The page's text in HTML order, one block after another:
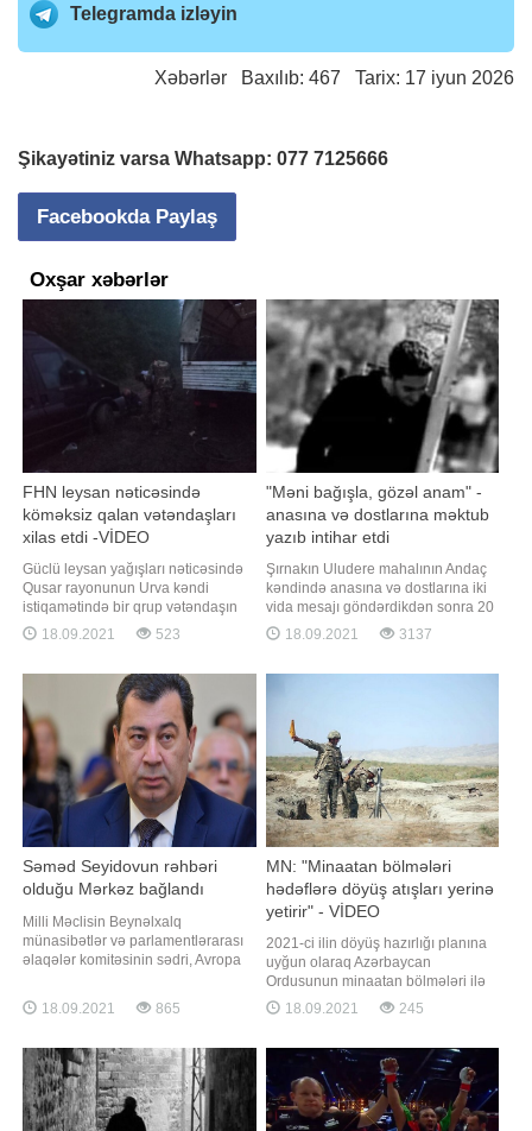
Telegramda izləyin
Xəbərlər Baxılıb: 467 Tarix: 17 iyun 2026
Şikayətiniz varsa Whatsapp: 077 7125666
Facebookda Paylaş
Oxşar xəbərlər
FHN leysan nəticəsində
köməksiz qalan vətəndaşları
xilas etdi -VİDEO
Güclü leysan yağışları nəticəsində
Qusar rayonunun Urva kəndi
istiqamətində bir qrup vətəndaşın
köməksiz vəziyyətdə qalması
barədə Fövqəladə Hallar
xəttinə məlumat daxil olub. -ın
Fövqəladə Hallar Nazirliyinin (FHN)
saytına istinadən verdiyi xəbərinə
görə
18.09.2021 523
"Məni bağışla, gözəl anam" -
anasına və dostlarına məktub
yazıb intihar etdi
Şırnakın Uludere mahalının Andaç
kəndində anasına və dostlarına iki
vida mesajı göndərdikdən sonra 20
yaşlı bir gənc 35 metr yüksəklikdəki
uçurumdan tullanaraq intihar edib.
ayırmadan köçüb getdim"
18.09.2021 3137
Səməd Seyidovun rəhbəri
olduğu Mərkəz bağlandı
Milli Məclisin Beynəlxalq
münasibətlər və parlamentlərarası
əlaqələr komitəsinin sədri, Avropa
Assambleyasındakı nümayəndə
heyətinin rəhbəri Səməd Seyidovun
Mərkəzi (SPM) fəaliyyətini
dayandırıb. Mərkəzin fəaliyyətini
dayandırmasına səbəb maliyyə
problemini
18.09.2021 865
MN: "Minaatan bölmələri
hədəflərə döyüş atışları yerinə
yetirir" - VİDEO
2021-ci ilin döyüş hazırlığı planına
uyğun olaraq Azərbaycan
Ordusunun minaatan bölmələri ilə
keçirilən intensiv döyüş hazırlığı
məşğələləri davam edir. Müdafiə
məlumata görə, məşğələlərdə
batareyanın atəş mövqeyini tutması
və komanda müşahidə
məntəqəsinin açılması tapşırıqlar
18.09.2021 245